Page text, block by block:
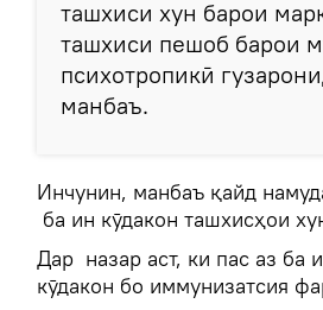
ташхиси хун барои
ташхиси пешоб барои
психотропикӣ
манбаъ.
Инчунин, манбаъ қайд
ба ин кӯдакон ташхисҳои
Дар назар аст, ки пас аз ба
кӯдакон бо иммунизатсия